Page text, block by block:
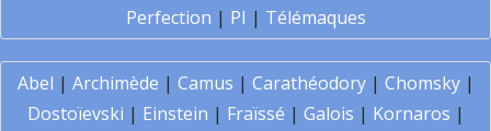
Perfection | PI | Télémaques
Abel | Archimède | Camus | Carathéodory| Chomsky|
Dostoïevski | Einstein | Fraïssé | Galois | Kornaros |